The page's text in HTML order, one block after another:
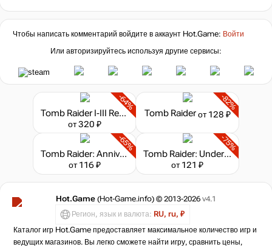
Чтобы написать комментарий войдите в аккаунт Hot.Game: Войти
Или авторизируйтесь используя другие сервисы:
-64%
Tomb Raider I-III Remastered
от 320 ₽
-82%
Tomb Raiderот 128 ₽
-65%
Tomb Raider: Anniversary
от 116 ₽
-75%
Tomb Raider: Underworld
от 121 ₽
Hot.Game (Hot-Game.info) © 2013-2026 v4.1
Регион, язык и валюта: RU, ru, ₽
Каталог игр Hot.Game предоставляет максимальное количество игр и
ведущих магазинов. Вы легко сможете найти игру, сравнить цены,